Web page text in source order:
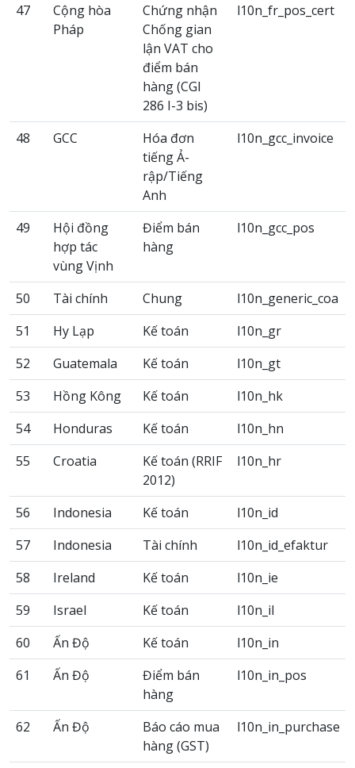
47
Cộng hòa
Pháp
Chứng nhận
Chống gian
lận VAT cho
điểm bán
hàng (CGI
286 I-3 bis)
l10n_fr_pos_cert
48 GCC
Hóa đơn
tiếng Ả-
rập/Tiếng
Anh
l10n_gcc_invoice
49
Hội đồng
hợp tác
vùng Vịnh
Điểm bán
hàng
l10n_gcc_pos
50 Tài chính Chung
l10n_generic_coa
51
Hy Lạp Kế toán
l10n_gr
52
Guatemala Kế toán
l10n_gt
53
Hồng Kông Kế toán
l10n_hk
54
Honduras Kế toán
l10n_hn
55
Croatia
Kế toán (RRIF
2012)
l10n_hr
56 Indonesia Kế toán
l10n_id
57
Indonesia Tài chính
l10n_id_efaktur
58
Ireland Kế toán
l10n_ie
59
Israel Kế toán
l10n_il
60
Ấn Độ Kế toán
l10n_in
61
Ấn Độ
Điểm bán
hàng
l10n_in_pos
62 Ấn Độ
Báo cáo mua
hàng (GST)
l10n_in_purchase